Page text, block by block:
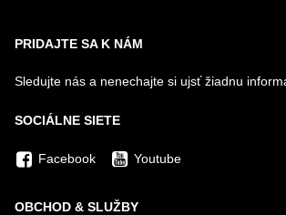
PRIDAJTE SA K NÁM
Sledujte nás a nenechajte si ujsť žiadnu
SOCIÁLNE SIETE
Facebook Youtube
OBCHOD & SLUŽBY